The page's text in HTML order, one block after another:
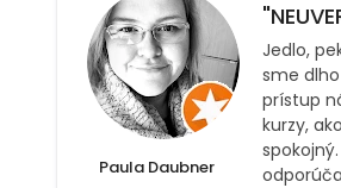
Paula Daubner
Jedlo,
sme
prístup
kurzy,